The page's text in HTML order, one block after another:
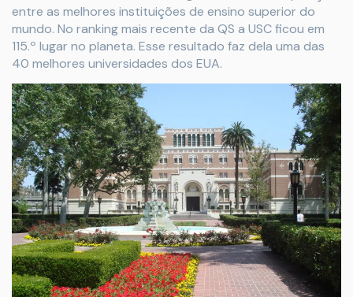
entre as melhores instituições de ensino superior do
mundo. No ranking mais recente da QS a USC ficou em
115.º lugar no planeta. Esse resultado faz dela uma das
40 melhores universidades dos EUA.